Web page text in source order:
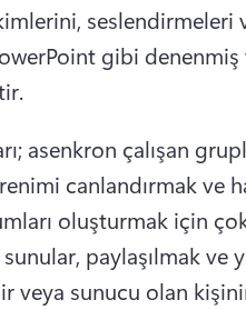
seslendirmeleri
gibi
asenkron çalışan
canlandırmak ve
oluşturmak için
paylaşılmak ve
veya sunucu olan